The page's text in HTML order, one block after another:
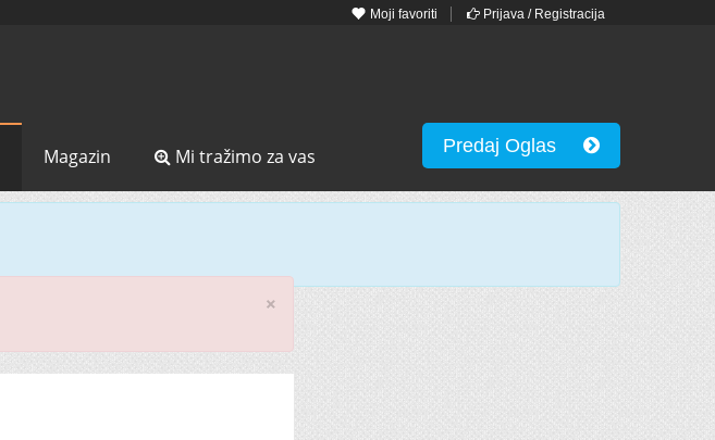
Moji favoriti Prijava / Registracija
Magazin Mi tražimo za vas Predaj Oglas
×